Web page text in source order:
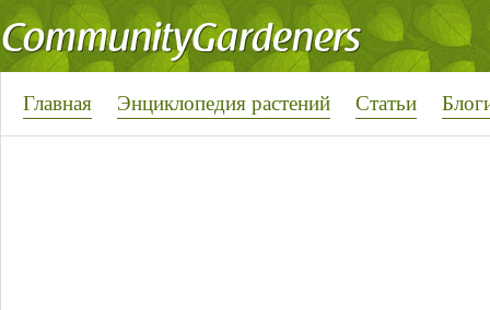
Главная Энциклопедия растений Статьи